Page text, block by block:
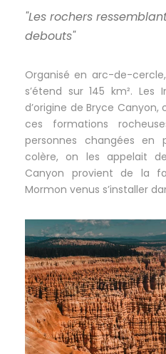
"Les rochers
debouts"
Organisé en arc-de-
s’étend sur 145 km². Les
d’origine de Bryce
ces formations
personnes changées en
colère, on les appelait
Canyon provient de la
Mormon venus s’installer